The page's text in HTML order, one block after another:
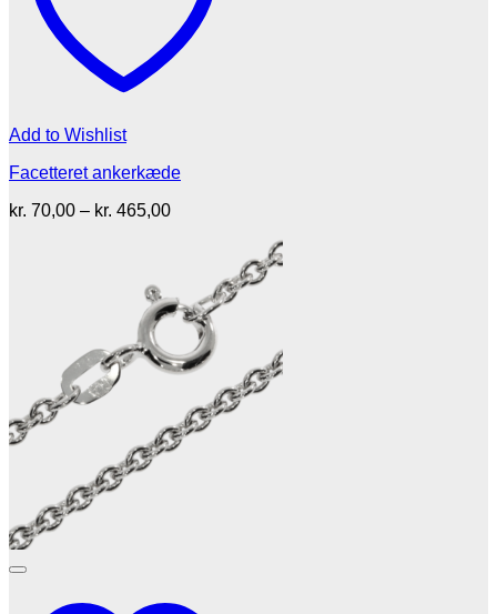
Add to Wishlist
Facetteret ankerkæde
kr. 70,00 – kr. 465,00Prisinterval:
kr. 465,00